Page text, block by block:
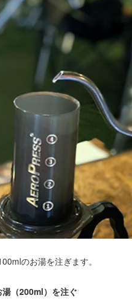
のお湯を注ぎます。
（200ml）を注ぐ